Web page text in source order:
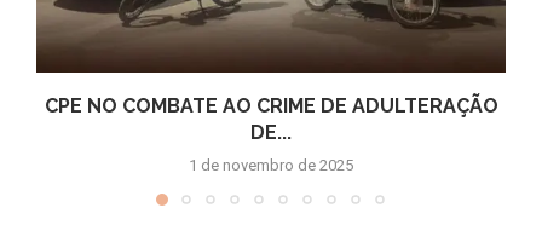
CPE NO COMBATE AO CRIME DE ADULTERAÇÃO
DE...
1 de novembro de 2025